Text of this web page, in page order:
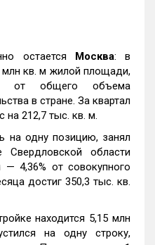
остается Москва: в
млн кв. м жилой площади,
от общего объема
в стране. За квартал
на 212,7 тыс. кв. м.
на одну позицию, занял
Свердловской области
4,36% от совокупного
достиг 350,3 тыс. кв.
находится 5,15 млн
на одну строку,